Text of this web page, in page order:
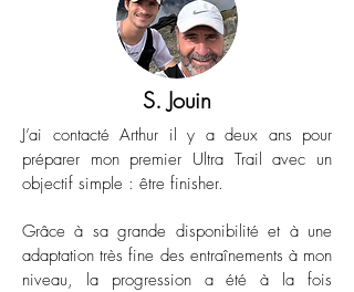
S. Jouin
J’ai contacté Arthur il y a deux ans pour
préparer mon premier Ultra Trail avec un
objectif simple : être finisher.
Grâce à sa grande disponibilité et à une
adaptation très fine des entraînements à mon
niveau, la progression a été à la fois